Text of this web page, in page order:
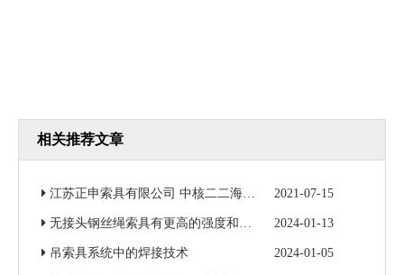
相关推荐文章
江苏正申索具有限公司 中核二二海南昌江核电3号机组钢衬里模块一成功吊装 2021-07-15
无接头钢丝绳索具有更高的强度和更好的耐磨性 2024-01-13
吊索具系统中的焊接技术 2024-01-05